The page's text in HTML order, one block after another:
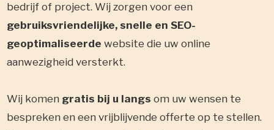
bedrijf of project. Wij zorgen voor een
gebruiksvriendelijke, snelle en SEO-
geoptimaliseerdewebsite die uw online
aanwezigheid versterkt.
Wij komen gratis bij u langs om uw wensen te
bespreken en een vrijblijvende offerte op te stellen.